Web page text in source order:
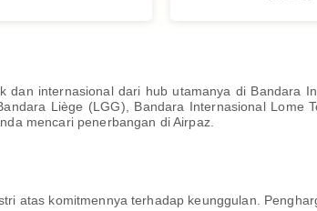
dan internasional dari hub utamanya di Bandara
Liège (LGG), Bandara Internasional Lome
mencari penerbangan di Airpaz.
atas komitmennya terhadap keunggulan.